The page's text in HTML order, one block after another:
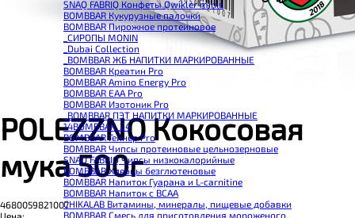
SNAQ FABRIQ Конфеты Qwikler minis
BOMBBAR Кукурузные палочки
BOMBBAR Пирожное протеиновое
_CИРОПЫ MONIN
_Dubai Collection
_BOMBBAR ЖБ НАПИТКИ МАРКИРОВАННЫЕ
BOMBBAR Креатин Pro
BOMBBAR Amino Energy Pro
BOMBBAR EAA Pro
BOMBBAR Изотоник Pro
_BOMBBAR ПЭТ НАПИТКИ МАРКИРОВАННЫЕ
14BOMBBAR_24
BOMBBAR Гейнер Pro
BOMBBAR Чипсы протеиновые цельнозерновые
SNAQ FABRIQ Чипсы низкокалорийные
BOMBBAR Хлебцы безглютеновые
BOMBBAR Напиток Гуарана и L-carnitine
BOMBBAR Напиток с BCAA
CHIKALAB Витамины, минералы, пищевые добавки
BOMBBAR Смесь для приготовления мороженого
POLEZZNO Кокосовая
мука 500г
4680059821007
Цена: